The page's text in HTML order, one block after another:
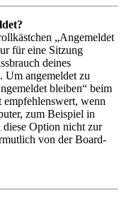
„Angemeldet
für eine Sitzung
deines
Um angemeldet zu
bleiben“ beim
wenn
zum Beispiel in
diese Option nicht zur
von der Board-